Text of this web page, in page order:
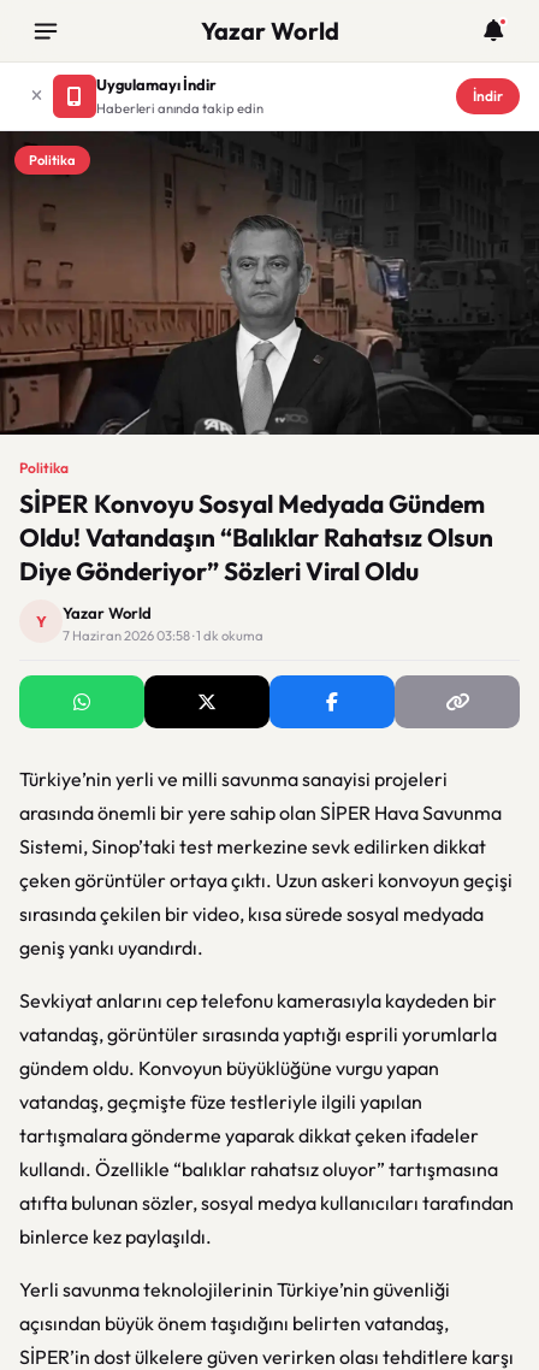
Yazar World
Uygulamayı İndir
Haberleri anında takip edin
İndir
Politika
Politika
SİPER Konvoyu Sosyal Medyada Gündem
Oldu! Vatandaşın “Balıklar Rahatsız Olsun
Diye Gönderiyor” Sözleri Viral Oldu
Y Yazar World
7 Haziran 2026 03:58 · 1 dk okuma
Türkiye’nin yerli ve milli savunma sanayisi projeleri
arasında önemli bir yere sahip olan SİPER Hava Savunma
Sistemi, Sinop’taki test merkezine sevk edilirken dikkat
çeken görüntüler ortaya çıktı. Uzun askeri konvoyun geçişi
sırasında çekilen bir video, kısa sürede sosyal medyada
geniş yankı uyandırdı.
Sevkiyat anlarını cep telefonu kamerasıyla kaydeden bir
vatandaş, görüntüler sırasında yaptığı esprili yorumlarla
gündem oldu. Konvoyun büyüklüğüne vurgu yapan
vatandaş, geçmişte füze testleriyle ilgili yapılan
tartışmalara gönderme yaparak dikkat çeken ifadeler
kullandı. Özellikle “balıklar rahatsız oluyor” tartışmasına
atıfta bulunan sözler, sosyal medya kullanıcıları tarafından
binlerce kez paylaşıldı.
Yerli savunma teknolojilerinin Türkiye’nin güvenliği
açısından büyük önem taşıdığını belirten vatandaş,
SİPER’in dost ülkelere güven verirken olası tehditlere karşı